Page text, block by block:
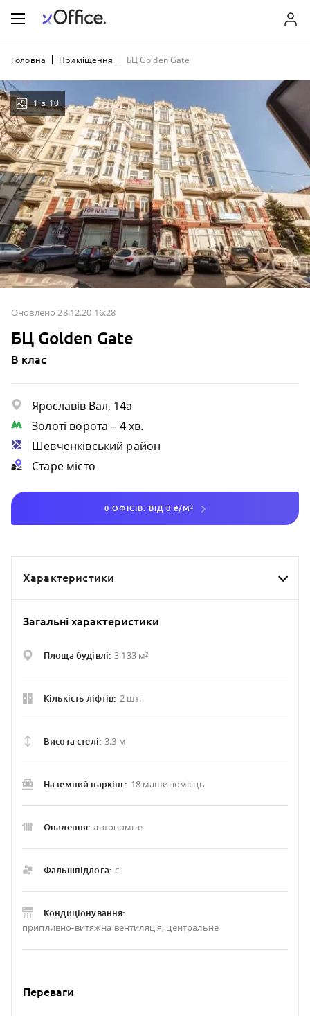
Головна Приміщення БЦ Golden Gate
Оновлено 28.12.20 16:28
БЦ Golden Gate
B клас
Ярославів Вал, 14а
Золоті ворота – 4 хв.
Шевченківський район
Старе місто
0 ОФІСІВ: ВІД 0 ₴/М²
1 з 10
Характеристики
Загальні характеристики
Площа будівлі: 3 133 м²
Кількість ліфтів: 2 шт.
Висота стелі: 3.3 м
Наземний паркінг: 18 машиномісць
Опалення: автономне
Фальшпідлога: є
Кондиціонування:
припливно-витяжна вентиляція, центральне
Переваги